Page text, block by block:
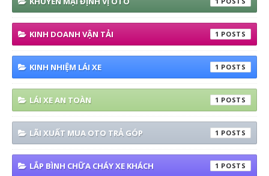
KINH DOANH VẬN TẢI 1
KINH NHIỆM LÁI XE 1
LÁI XE AN TOÀN 1
LÃI XUẤT MUA OTO TRẢ GÓP 1
LẮP BÌNH CHỮA CHÁY XE KHÁCH 1